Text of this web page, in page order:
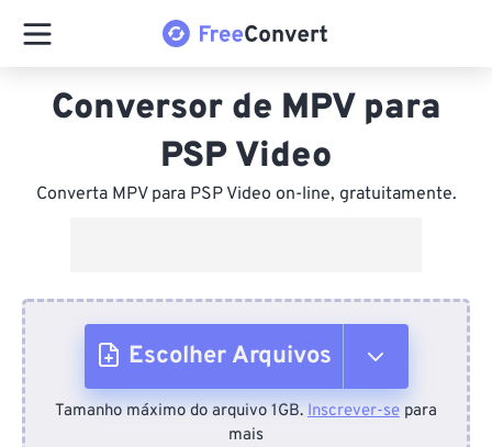
Conversor de MPV para
PSP Video
Converta MPV para PSP Video on-line, gratuitamente.
Escolher Arquivos
Do dispositivo
Tamanho máximo do arquivo 1GB. Inscrever-se para
mais